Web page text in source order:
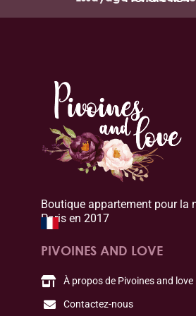
Boutique appartement pour la
Paris en 2017
PIVOINES AND LOVE
À propos de Pivoines and love
Contactez-nous